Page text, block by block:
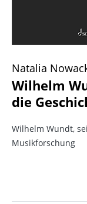
Natalia
Wilhelm
die
Wilhelm Wundt,
Musikforschung